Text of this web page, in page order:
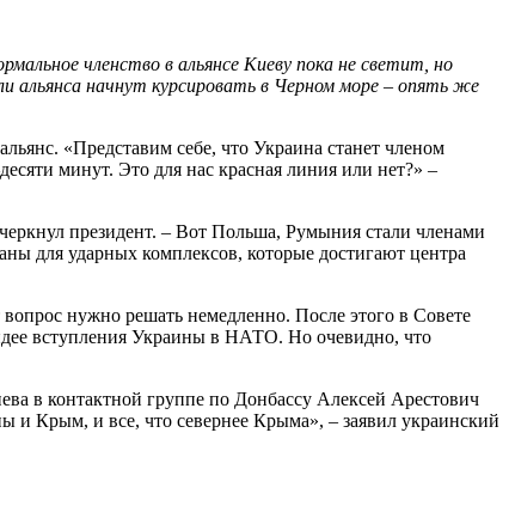
членство в альянсе Киеву пока не светит, но
альянса начнут курсировать в Черном море – опять же
«Представим себе, что Украина станет членом
минут. Это для нас красная линия или нет?» –
президент. – Вот Польша, Румыния стали членами
для ударных комплексов, которые достигают центра
нужно решать немедленно. После этого в Совете
вступления Украины в НАТО. Но очевидно, что
в контактной группе по Донбассу Алексей Арестович
и Крым, и все, что севернее Крыма», – заявил украинский